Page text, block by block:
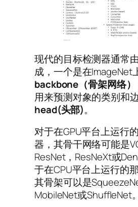
现代的目标检测器通常
成，一个是在ImageNet
backbone（骨架网络）
用来预测对象的类别和
head(头部)。
对于在GPU平台上运行
器，其骨干网络可能是
ResNet，ResNeXt或
于在CPU平台上运行的
其骨架可以是
MobileNet或ShuffleNet。